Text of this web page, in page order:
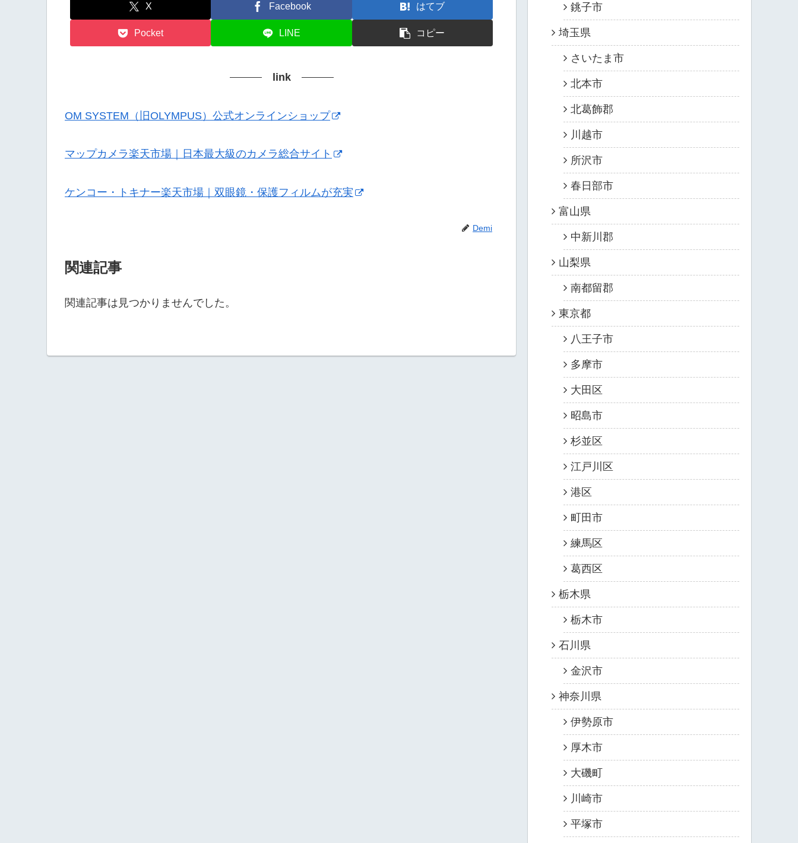
X Facebook はてブ
Pocket LINE コピー
link
OM SYSTEM（旧OLYMPUS）公式オンラインショップ
マップカメラ楽天市場｜日本最大級のカメラ総合サイト
ケンコー・トキナー楽天市場｜双眼鏡・保護フィルムが充実
Demi
関連記事
関連記事は見つかりませんでした。
銚子市
埼玉県
さいたま市
北本市
北葛飾郡
川越市
所沢市
春日部市
富山県
中新川郡
山梨県
南都留郡
東京都
八王子市
多摩市
大田区
昭島市
杉並区
江戸川区
港区
町田市
練馬区
葛西区
栃木県
栃木市
石川県
金沢市
神奈川県
伊勢原市
厚木市
大磯町
川崎市
平塚市